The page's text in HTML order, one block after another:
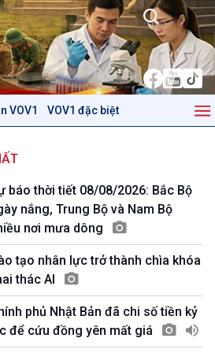
VOV1 VOV1 đặc biệt
Mùa vàng
Biển đảo Việt Nam
Tâm tình biên giới và hải
Tìm hiểu biển, đảo Việt
Nam
Góc nhìn VOV1
Bình luận
báo thời tiết 08/08/2026: Bắc Bộ
nắng, Trung Bộ và Nam Bộ
nơi mưa dông
tạo nhân lực trở thành chìa khóa
thác AI
phủ Nhật Bản đã chi số tiền kỷ
để cứu đồng yên mất giá